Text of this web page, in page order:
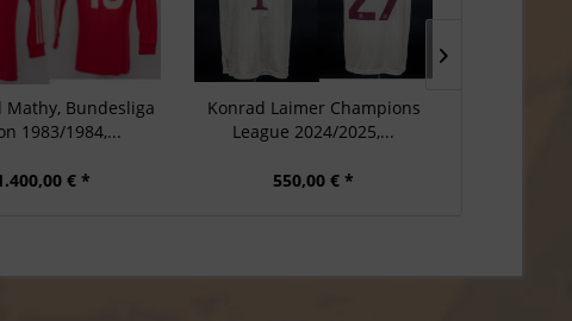
Mathy, Bundesliga
1983/1984,...
€ *
Konrad Laimer Champions
League 2024/2025,...
550,00 € *